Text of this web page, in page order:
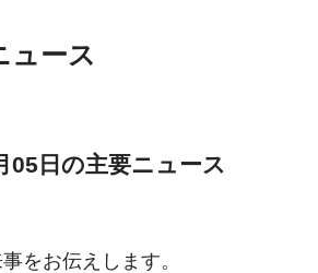
ュース
05日の主要ニュース
をお伝えします。